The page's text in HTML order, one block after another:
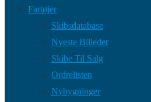
Fartøjer
Skibsdatabase
Nyeste Billeder
Skibe Til Salg
Ordrelisten
Nybygninger